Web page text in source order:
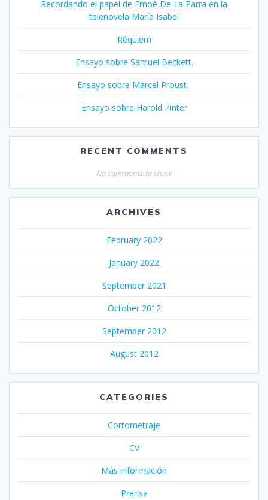
Recordando el papel de Emoé De La Parra en la
telenovela María Isabel
Réquiem
Ensayo sobre Samuel Beckett.
Ensayo sobre Marcel Proust.
Ensayo sobre Harold Pinter
RECENT COMMENTS
No comments to show.
ARCHIVES
February 2022
January 2022
September 2021
October 2012
September 2012
August 2012
CATEGORIES
Cortometraje
CV
Más información
Prensa